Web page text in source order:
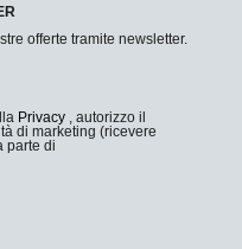
offerte tramite newsletter.
Privacy , autorizzo il
di marketing (ricevere
parte di